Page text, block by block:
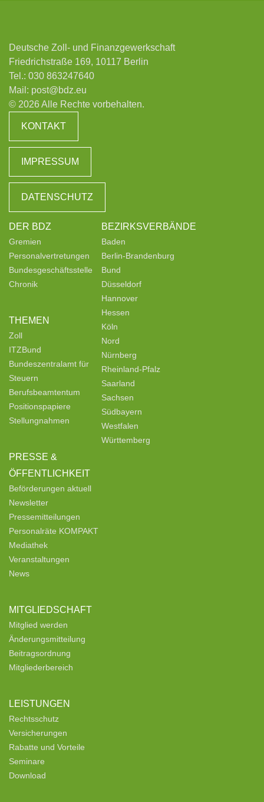
Deutsche Zoll- und Finanzgewerkschaft
Friedrichstraße 169, 10117 Berlin
Tel.: 030 863247640
Mail: post@bdz.eu
© 2026 Alle Rechte vorbehalten.
KONTAKT
IMPRESSUM
DATENSCHUTZ
DER BDZ
Gremien
Personalvertretungen
Bundesgeschäftsstelle
Chronik
THEMEN
Zoll
ITZBund
Bundeszentralamt für
Steuern
Berufsbeamtentum
Positionspapiere
Stellungnahmen
PRESSE &
ÖFFENTLICHKEIT
Beförderungen aktuell
Newsletter
Pressemitteilungen
Personalräte KOMPAKT
Mediathek
Veranstaltungen
News
MITGLIEDSCHAFT
Mitglied werden
Änderungsmitteilung
Beitragsordnung
Mitgliederbereich
LEISTUNGEN
Rechtsschutz
Versicherungen
Rabatte und Vorteile
Seminare
Download
BEZIRKSVERBÄNDE
Baden
Berlin-Brandenburg
Bund
Düsseldorf
Hannover
Hessen
Köln
Nord
Nürnberg
Rheinland-Pfalz
Saarland
Sachsen
Südbayern
Westfalen
Württemberg